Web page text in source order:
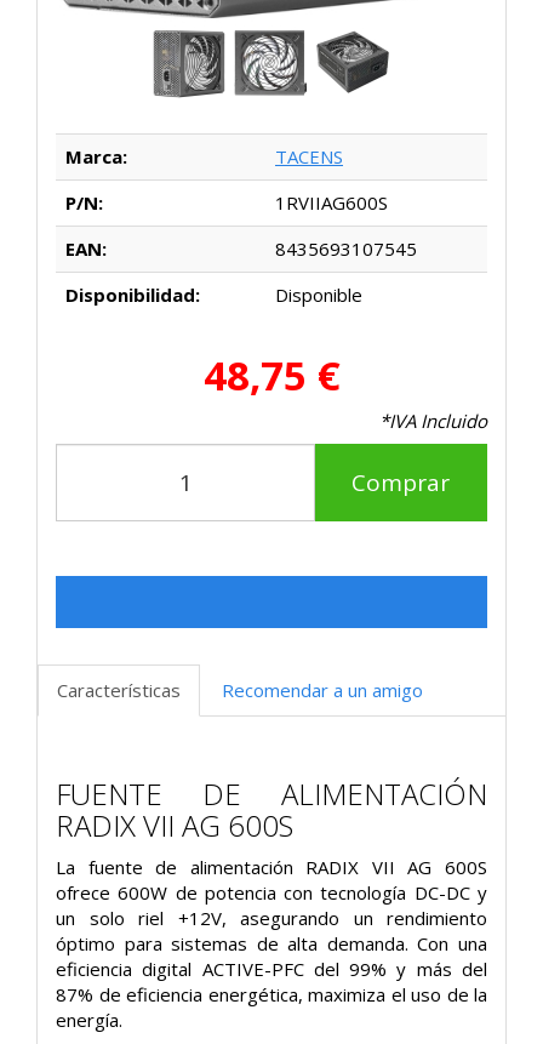
Marca:
TACENS
P/N:
1RVIIAG600S
EAN:
8435693107545
Disponibilidad:
Disponible
48,75 €
*IVA Incluido
Comprar
Características Recomendar a un amigo
FUENTE DE ALIMENTACIÓN
RADIX VII AG 600S
La fuente de alimentación RADIX VII AG 600S
ofrece 600W de potencia con tecnología DC-DC y
un solo riel +12V, asegurando un rendimiento
óptimo para sistemas de alta demanda. Con una
eficiencia digital ACTIVE-PFC del 99% y más del
87% de eficiencia energética, maximiza el uso de la
energía.